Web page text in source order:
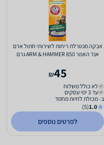
אבקה מנטרלת ריחות לשירותי חתול ארם
אנד האמר ARM & HAMMER 850 גרם
45
₪
לא כולל משלוח
עד 3 ימי עסקים
ב- מכולת לחיות מחמד
1.0
(5)
לפרטים נוספים